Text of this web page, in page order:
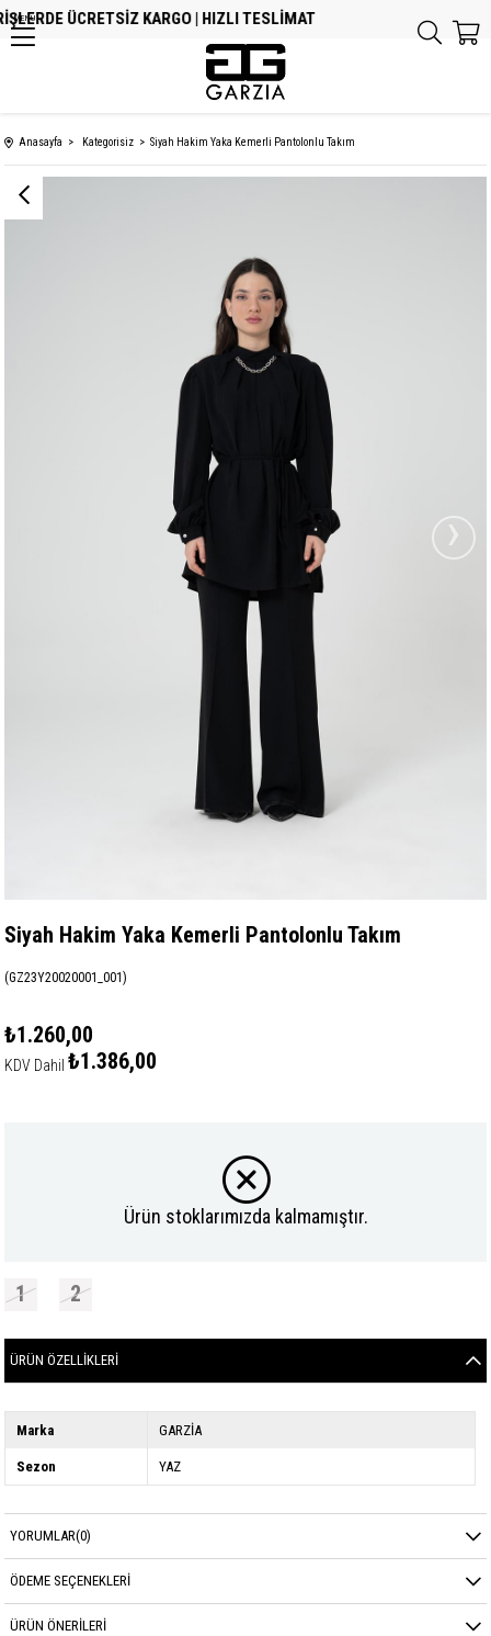
ÜCRETSİZ KARGO | HIZLI TESLİMAT
MENU
Anasayfa Kategorisiz Siyah Hakim Yaka Kemerli Pantolonlu Takım
›
Siyah Hakim Yaka Kemerli Pantolonlu Takım
(GZ23Y20020001_001)
₺1.260,00
KDV Dahil ₺1.386,00
Ürün stoklarımızda kalmamıştır.
1 2
ÜRÜN ÖZELLIKLERI
Marka GARZİA
Sezon YAZ
YORUMLAR(0)
ÖDEME SEÇENEKLERI
ÜRÜN ÖNERILERI